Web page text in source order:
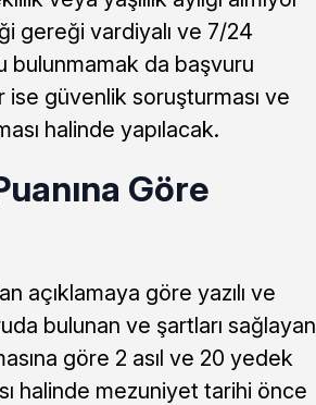
gereği vardiyalı ve 7/24
bulunmamak da başvuru
ise güvenlik soruşturması ve
halinde yapılacak.
Göre
açıklamaya göre yazılı ve
bulunan ve şartları sağlayan
göre 2 asıl ve 20 yedek
halinde mezuniyet tarihi önce